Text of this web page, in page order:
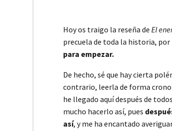
Hoy os traigo la reseña de El
precuela de toda la historia, por
para empezar.
De hecho, sé que hay cierta
contrario, leerla de forma
he llegado aquí después de
mucho hacerlo así, pues
así, y me ha encantado